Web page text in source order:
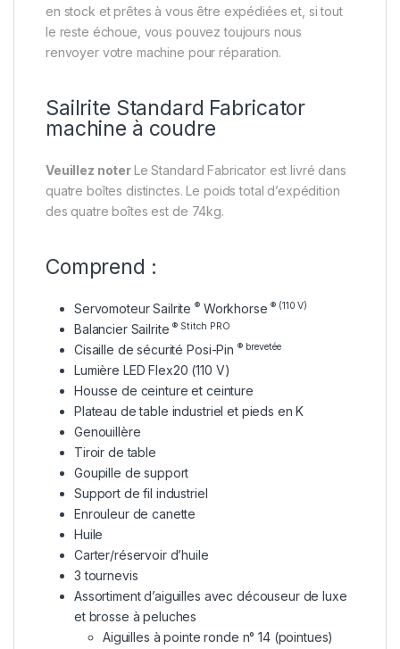
en stock et prêtes à vous être expédiées et, si tout
le reste échoue, vous pouvez toujours nous
renvoyer votre machine pour réparation.
Sailrite Standard Fabricator
machine à coudre
Veuillez noterLe Standard Fabricator est livré dans
quatre boîtes distinctes. Le poids total d’expédition
des quatre boîtes est de 74kg.
Comprend :
Servomoteur Sailrite®Workhorse® (110 V)
Balancier Sailrite® Stitch PRO
Cisaille de sécurité Posi-Pin ® brevetée
Lumière LED Flex20 (110 V)
Housse de ceinture et ceinture
Plateau de table industriel et pieds en K
Genouillère
Tiroir de table
Goupille de support
Support de fil industriel
Enrouleur de canette
Huile
Carter/réservoir d’huile
3 tournevis
Assortiment d’aiguilles avec découseur de luxe
et brosse à peluches
Aiguilles à pointe ronde n° 14 (pointues)